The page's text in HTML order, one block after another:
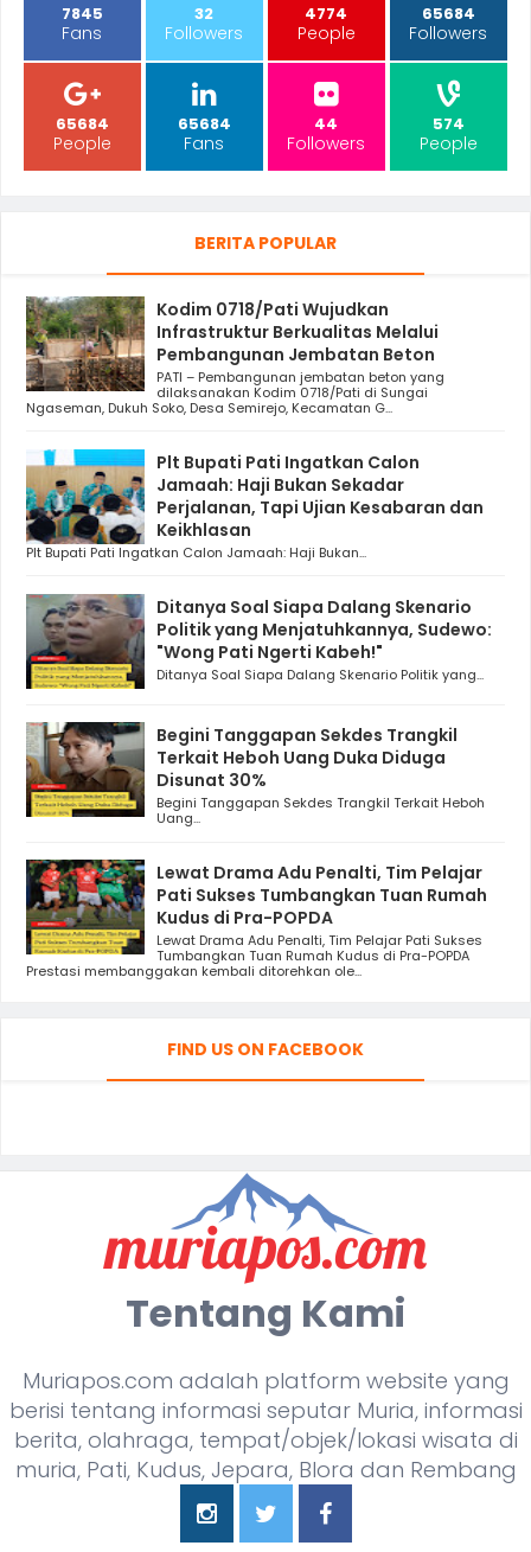
7845
Fans
32
Followers
4774
People
65684
Followers
65684
People
65684
Fans
44
Followers
574
People
BERITA POPULAR
Kodim 0718/Pati Wujudkan
Infrastruktur Berkualitas Melalui
Pembangunan Jembatan Beton
PATI – Pembangunan jembatan beton yang
dilaksanakan Kodim 0718/Pati di Sungai
Ngaseman, Dukuh Soko, Desa Semirejo, Kecamatan G...
Plt Bupati Pati Ingatkan Calon
Jamaah: Haji Bukan Sekadar
Perjalanan, Tapi Ujian Kesabaran dan
Keikhlasan
Plt Bupati Pati Ingatkan Calon Jamaah: Haji Bukan...
Ditanya Soal Siapa Dalang Skenario
Politik yang Menjatuhkannya, Sudewo:
"Wong Pati Ngerti Kabeh!"
Ditanya Soal Siapa Dalang Skenario Politik yang...
Begini Tanggapan Sekdes Trangkil
Terkait Heboh Uang Duka Diduga
Disunat 30%
Begini Tanggapan Sekdes Trangkil Terkait Heboh
Uang...
Lewat Drama Adu Penalti, Tim Pelajar
Pati Sukses Tumbangkan Tuan Rumah
Kudus di Pra-POPDA
Lewat Drama Adu Penalti, Tim Pelajar Pati Sukses
Tumbangkan Tuan Rumah Kudus di Pra-POPDA
Prestasi membanggakan kembali ditorehkan ole...
FIND US ON FACEBOOK
Tentang Kami
Muriapos.com adalah platform website yang
berisi tentang informasi seputar Muria, informasi
berita, olahraga, tempat/objek/lokasi wisata di
muria, Pati, Kudus, Jepara, Blora dan Rembang